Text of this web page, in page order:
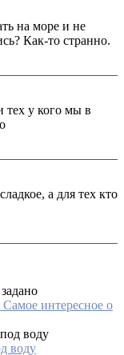
на море и не
Как-то странно.
тех у кого мы в
а для тех кто
интересное о
воду